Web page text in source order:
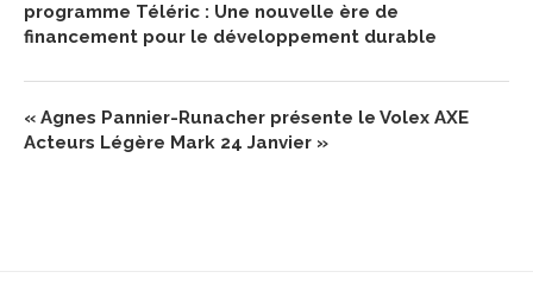
programme Téléric : Une nouvelle ère de
financement pour le développement durable
« Agnes Pannier-Runacher présente le Volex AXE
Acteurs Légère Mark 24 Janvier »